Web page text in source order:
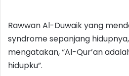
Rawwan Al-Duwaik yang
syndrome sepanjang
mengatakan, “Al-Qur’an
hidupku”.